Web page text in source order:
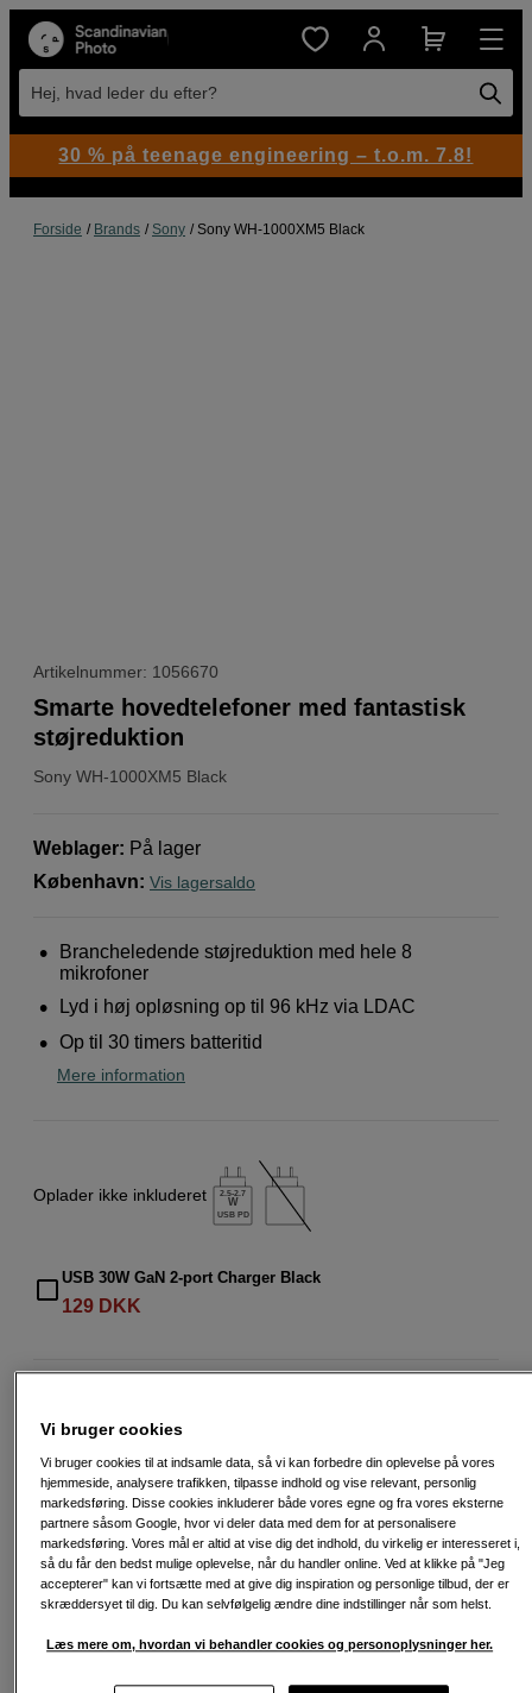
Hej, hvad leder du efter?
Forside Brands Sony Sony WH-1000XM5 Black
Artikelnummer: 1056670
Sony WH-1000XM5 Black
Smarte hovedtelefoner med fantastisk
støjreduktion
Weblager: På lager
København: Vis lagersaldo
Brancheledende støjreduktion med hele 8
mikrofoner
Lyd i høj opløsning op til 96 kHz via LDAC
Op til 30 timers batteritid
Mere information
Oplader ikke inkluderet 2.5-2.7
W
USB PD
USB 30W GaN 2-port Charger Black
129 DKK
Læg i indkøbskurv
30 % på teenage engineering – t.o.m. 7.8!
Vi bruger cookies
Vi bruger cookies til at indsamle data, så vi kan forbedre din oplevelse på vores
hjemmeside, analysere trafikken, tilpasse indhold og vise relevant, personlig
markedsføring. Disse cookies inkluderer både vores egne og fra vores eksterne
partnere såsom Google, hvor vi deler data med dem for at personalisere
markedsføring. Vores mål er altid at vise dig det indhold, du virkelig er interesseret i,
så du får den bedst mulige oplevelse, når du handler online. Ved at klikke på "Jeg
accepterer" kan vi fortsætte med at give dig inspiration og personlige tilbud, der er
skræddersyet til dig. Du kan selvfølgelig ændre dine indstillinger når som helst.
Læs mere om, hvordan vi behandler cookies og personoplysninger her.